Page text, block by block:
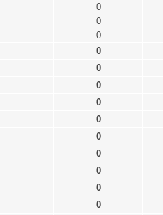
0
0
0
0
0
0
0
0
0
0
0
0
0